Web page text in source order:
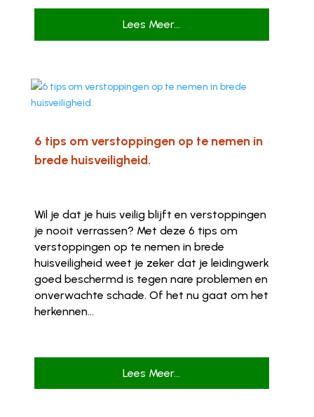
Lees Meer...
6 tips om verstoppingen op te nemen in
brede huisveiligheid.
Wil je dat je huis veilig blijft en verstoppingen
je nooit verrassen? Met deze 6 tips om
verstoppingen op te nemen in brede
huisveiligheid weet je zeker dat je leidingwerk
goed beschermd is tegen nare problemen en
onverwachte schade. Of het nu gaat om het
herkennen...
Lees Meer...